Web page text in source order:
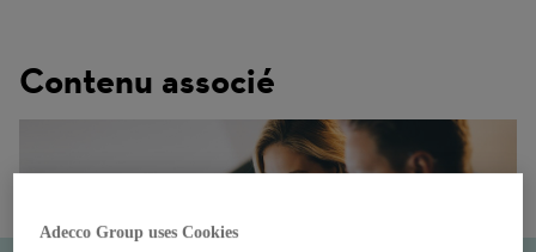
Contenu associé
Adecco Group uses Cookies